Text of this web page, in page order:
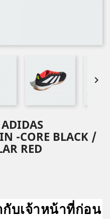

-CORE BLACK /
RED
บเจ้าหน้าที่ก่อน